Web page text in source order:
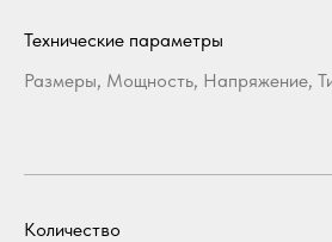
Технические параметры
Количество